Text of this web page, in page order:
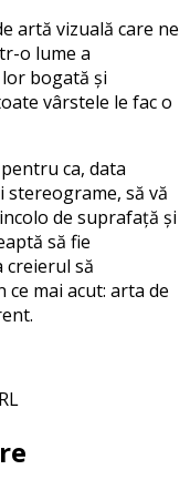
artă vizuală care ne
o lume a
bogată și
vârstele le fac o
ca, data
stereograme, să vă
de suprafață și
să fie
creierul să
mai acut: arta de